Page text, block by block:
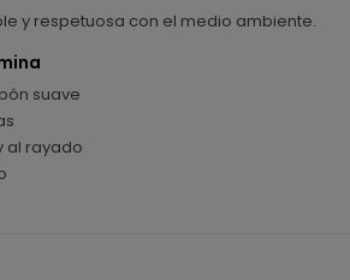
y respetuosa con el medio ambiente.
suave
al rayado